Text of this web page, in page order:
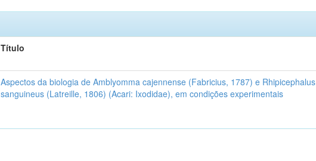
Título
Aspectos da biologia de Amblyomma cajennense (Fabricius, 1787) e Rhipicephalus
sanguineus (Latreille, 1806) (Acari: Ixodidae), em condições experimentais